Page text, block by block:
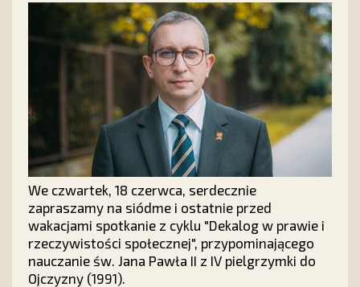
We czwartek, 18 czerwca, serdecznie
zapraszamy na siódme i ostatnie przed
wakacjami spotkanie z cyklu "Dekalog w prawie i
rzeczywistości społecznej", przypominającego
nauczanie św. Jana Pawła II z IV pielgrzymki do
Ojczyzny (1991).